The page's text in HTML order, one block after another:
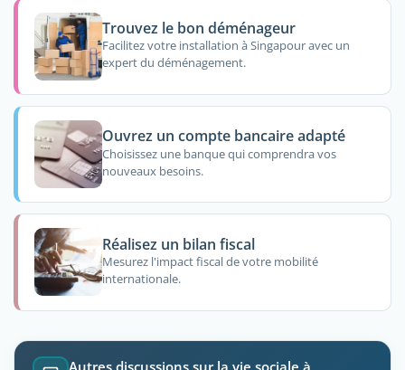
Trouvez le bon déménageur
Facilitez votre installation à Singapour avec un
expert du déménagement.
Ouvrez un compte bancaire adapté
Choisissez une banque qui comprendra vos
nouveaux besoins.
Réalisez un bilan fiscal
Mesurez l'impact fiscal de votre mobilité
internationale.